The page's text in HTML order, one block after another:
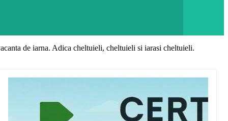
de iarna. Adica cheltuieli, cheltuieli si iarasi cheltuieli.